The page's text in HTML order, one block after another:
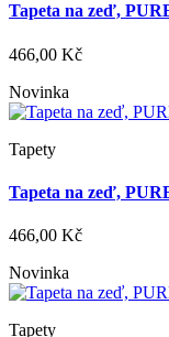
Tapeta na zeď,
466,00 Kč
Novinka
Tapety
Tapeta na zeď,
466,00 Kč
Novinka
Tapety